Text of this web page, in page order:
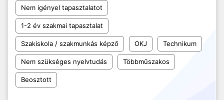
Nem igényel tapasztalatot
1-2 év szakmai tapasztalat
Szakiskola / szakmunkás képző OKJ Technikum
Nem szükséges nyelvtudás Többműszakos
Beosztott